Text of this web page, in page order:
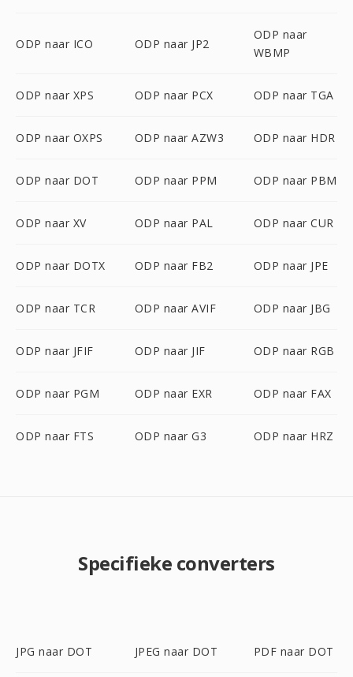
ODP naar ICO ODP naar JP2
ODP naar
WBMP
ODP naar XPS ODP naar PCX ODP naar TGA
ODP naar OXPS ODP naar AZW3 ODP naar HDR
ODP naar DOT ODP naar PPM ODP naar PBM
ODP naar XV ODP naar PAL ODP naar CUR
ODP naar DOTX ODP naar FB2 ODP naar JPE
ODP naar TCR ODP naar AVIF ODP naar JBG
ODP naar JFIF ODP naar JIF ODP naar RGB
ODP naar PGM ODP naar EXR ODP naar FAX
ODP naar FTS ODP naar G3 ODP naar HRZ
Specifieke converters
JPG naar DOT JPEG naar DOT PDF naar DOT